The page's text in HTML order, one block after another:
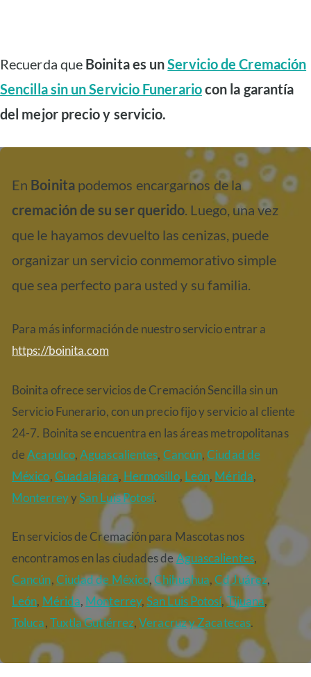
Recuerda que Boinita es unServicio de Cremación
Sencilla sin un Servicio Funerariocon la garantía
del mejor precio y servicio.
En Boinita podemos encargarnos de la
cremación de su ser querido. Luego, una vez
que le hayamos devuelto las cenizas, puede
organizar un servicio conmemorativo simple
que sea perfecto para usted y su familia.
Para más información de nuestro servicio entrar a
https://boinita.com
Boinita ofrece servicios de Cremación Sencilla sin un
Servicio Funerario, con un precio fijo y servicio al cliente
24-7. Boinita se encuentra en las áreas metropolitanas
deAcapulco,Aguascalientes, Cancún,Ciudad de
México,Guadalajara, Hermosillo, León, Mérida,
MonterreyySan Luis Potosí.
En servicios de Cremación para Mascotas nos
encontramos en las ciudades deAguascalientes,
Cancún,Ciudad de México,Chihuahua,Cd Juárez,
León, Mérida, Monterrey,San Luis Potosí,Tijuana,
Toluca,Tuxtla Gutiérrez,Veracruzy Zacatecas.